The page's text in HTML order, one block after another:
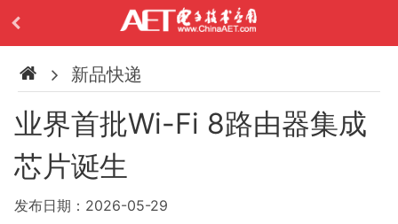
新品快递
业界首批Wi-Fi 8路由器集成
芯片诞生
发布日期：2026-05-29